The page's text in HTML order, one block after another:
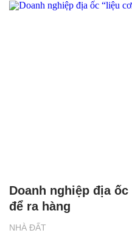
NHÀ ĐẤT
Doanh nghiệp địa
để ra hàng